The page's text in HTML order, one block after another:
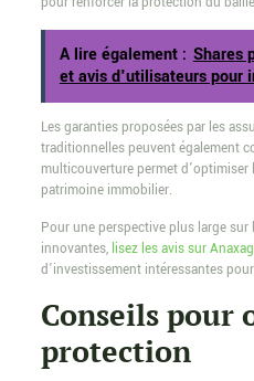
A lire également : Shares
et avis d'utilisateurs pour
Les garanties proposées par les
traditionnelles peuvent également
multicouverture permet
patrimoine immobilier.
Pour une perspective plus large
innovantes, lisez les avis sur
d’investissement intéressantes
Conseils pour
protection